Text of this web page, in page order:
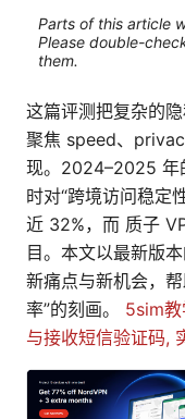
Parts of this article
Please double-
them.
这篇评测把复杂的
聚焦 speed、
现。2024–2025 年
时对“跨境访问稳定
近 32%，而 质子
目。本文以最新版
新痛点与新机会，
率”的刻画。 5sim
与接收短信验证码,